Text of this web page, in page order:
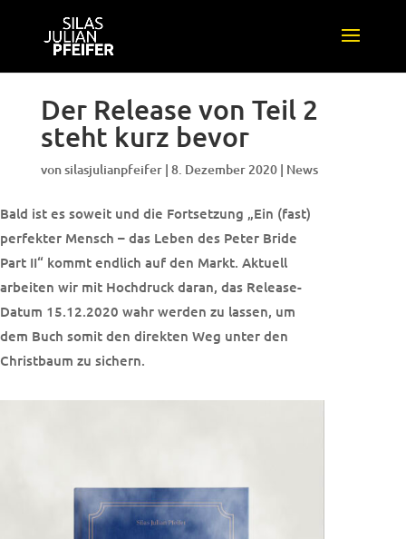
Der Release von Teil 2
steht kurz bevor
vonsilasjulianpfeifer| 8. Dezember 2020| News
Bald ist es soweit und die Fortsetzung „Ein (fast)
perfekter Mensch – das Leben des Peter Bride
Part II“ kommt endlich auf den Markt. Aktuell
arbeiten wir mit Hochdruck daran, das Release-
Datum 15.12.2020 wahr werden zu lassen, um
dem Buch somit den direkten Weg unter den
Christbaum zu sichern.